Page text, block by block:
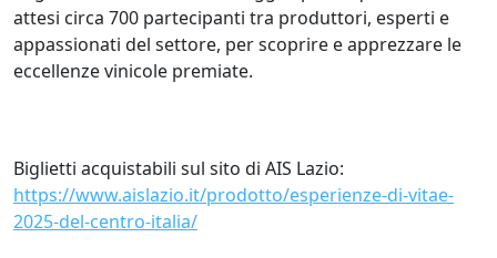
attesi circa 700 partecipanti tra produttori, esperti e
appassionati del settore, per scoprire e apprezzare le
eccellenze vinicole premiate.
Biglietti acquistabili sul sito di AIS Lazio:
https://www.aislazio.it/prodotto/esperienze-di-vitae-
2025-del-centro-italia/